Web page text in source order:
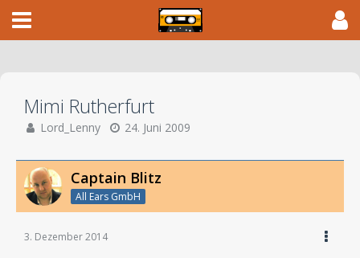
Mimi Rutherfurt
Lord_Lenny 24. Juni 2009
Captain Blitz
All Ears GmbH
3. Dezember 2014